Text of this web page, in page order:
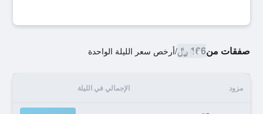
صفقات من166 ﷼ /أرخص سعر الليلة الواحدة
مزود الإجمالي في الليلة